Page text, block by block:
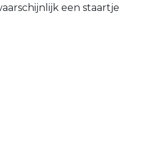
een staartje